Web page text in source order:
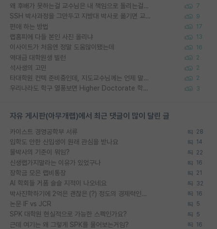
왜 후배가 못하는걸 교수님은 내 책임으로 돌리는걸까요? 7
SSH 박사과정을 그만두고 지방대 박사로 옮기면 교수의 꿈은 끝일까요? 9
편애 하는 방법 17
랩홈피에 다들 본인 사진 올리냐 13
이사이트가 처음엔 정말 도움많이됐는데 16
역대급 대학원생 빌런 2
석사생의 고민 2
타대학원 컨텍 준비중인데, 지도교수님께는 언제 말씀드려야 할까요? 2
우리나라도 학구 열풍보면 Higher Doctorate 학위가 필요하다고 봅니다. 3
자유 게시판(아무개랩)에서 최근 댓글이 많이 달린 글
카이스트 경영공학부 서류 28
입학도 안한 신입생이 원래 관심을 받나요 14
물박사의 기준이 뭐임? 22
신생랩가지말라는 이유가 있었구나 16
장학금 모은 랩비통장 21
AI 학회들 거품 슬슬 지적이 나오네요 32
박사진학하기에 2억은 괜찮은 (?) 정도의 경제력인가요 16
논문 IF vs JCR 5
SPK 대학원 현실적으로 가능한 스펙인가요? 5
근데 여기는 왜 그렇게 SPK를 물어보는거임? 16